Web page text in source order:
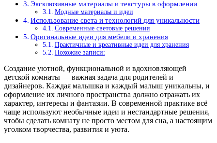
Эксклюзивные материалы и текстуры в оформлении
Модные материалы и идеи
Использование света и технологий для уникальности
Современные световые решения
Оригинальные идеи для мебели и хранения
Практичные и креативные идеи для хранения
Похожие записи:
Создание уютной, функциональной и вдохновляющей
детской комнаты — важная задача для родителей и
дизайнеров. Каждая малышка и каждый малыш уникальны, и
оформление их личного пространства должно отражать их
характер, интересы и фантазии. В современной практике всё
чаще используют необычные идеи и нестандартные решения,
чтобы сделать комнату не просто местом для сна, а настоящим
уголком творчества, развития и уюта.